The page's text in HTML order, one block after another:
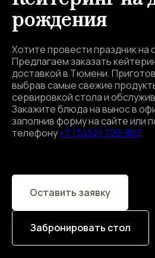
рождения
Хотите провести праздник на
Предлагаем заказать
доставкой в Тюмени.
выбрав самые свежие
сервировкой стола и
Закажите блюда на вынос в
заполнив форму на сайте или
телефону+7 (3452) 729-807.
Оставить заявку
Забронировать стол